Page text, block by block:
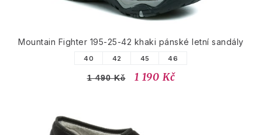
Mountain Fighter 195-25-42 khaki pánské letní sandály
40 42 45 46
1 490 Kč 1 190 Kč